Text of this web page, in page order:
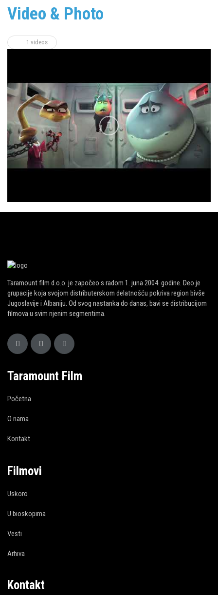
Video & Photo
1 videos
Taramount film d.o.o. je započeo s radom 1. juna 2004. godine. Deo je
grupacije koja svojom distributerskom delatnošću pokriva region bivše
Jugoslavije i Albaniju. Od svog nastanka do danas, bavi se distribucijom
filmova u svim njenim segmentima.
Taramount Film
Početna
O nama
Kontakt
Filmovi
Uskoro
U bioskopima
Vesti
Arhiva
Kontakt